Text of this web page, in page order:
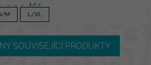
090 Kč
M L/XL
SOUVISEJÍCÍ PRODUKTY